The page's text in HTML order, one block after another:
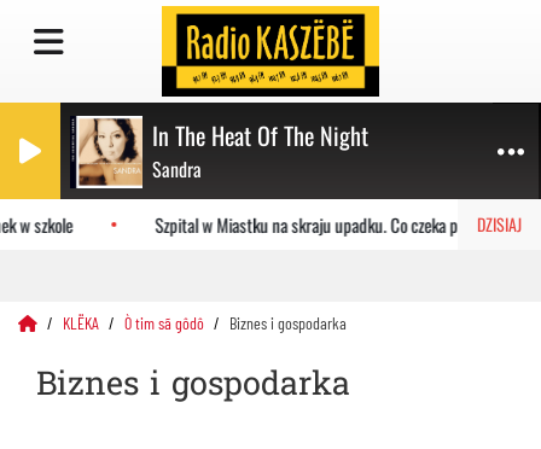
In The Heat Of The Night
Sandra
DZISIAJ
Szpital w Miastku na skraju upadku. Co czeka placówkę?
KLËKA Ò tim sã gôdô Biznes i gospodarka
Biznes i gospodarka